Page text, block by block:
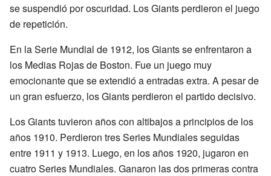
se suspendió por oscuridad. Los Giants perdieron el juego
de repetición.
En la Serie Mundial de 1912, los Giants se enfrentaron a
los Medias Rojas de Boston. Fue un juego muy
emocionante que se extendió a entradas extra. A pesar de
un gran esfuerzo, los Giants perdieron el partido decisivo.
Los Giants tuvieron años con altibajos a principios de los
años 1910. Perdieron tres Series Mundiales seguidas
entre 1911 y 1913. Luego, en los años 1920, jugaron en
cuatro Series Mundiales. Ganaron las dos primeras contra